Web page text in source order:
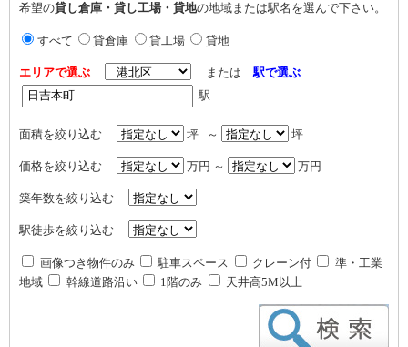
希望の貸し倉庫・貸し工場・貸地の地域または駅名を選んで下さい。
すべて 貸倉庫 貸工場 貸地
エリアで選ぶ または駅で選ぶ
駅
面積を絞り込む 坪 ～ 坪
価格を絞り込む 万円 ～ 万円
築年数を絞り込む
駅徒歩を絞り込む
画像つき物件のみ 駐車スペース クレーン付
準・工業
地域
幹線道路沿い 1階のみ 天井高5M以上